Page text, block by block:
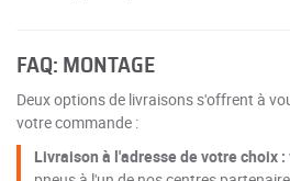
FAQ: MONTAGE
Deux options de livraisons s'offrent à
votre commande :
Livraison à l'adresse de votre choix :